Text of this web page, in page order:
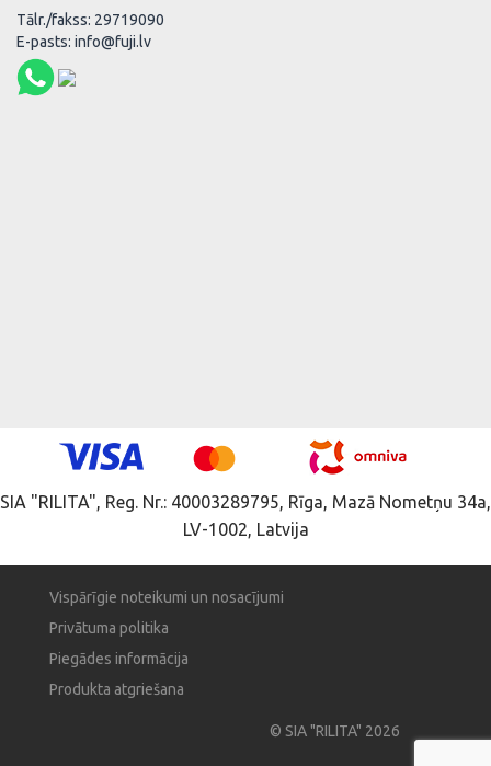
Tālr./fakss: 29719090
E-pasts: info@fuji.lv
SIA "RILITA", Reg. Nr.: 40003289795, Rīga, Mazā Nometņu 34a,
LV-1002, Latvija
Vispārīgie noteikumi un nosacījumi
Privātuma politika
Piegādes informācija
Produkta atgriešana
© SIA "RILITA" 2026